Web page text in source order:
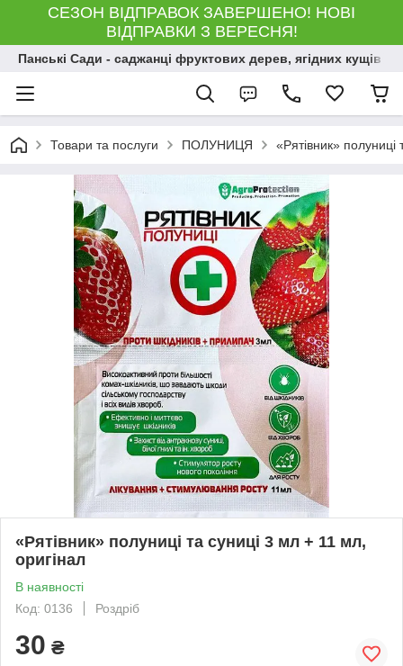
СЕЗОН ВІДПРАВОК ЗАВЕРШЕНО! НОВІ
ВІДПРАВКИ З ВЕРЕСНЯ!
Панські Сади - саджанці фруктових дерев, ягідних кущів і
Товари та послуги ПОЛУНИЦЯ «Рятівник»
«Рятівник» полуниці та суниці 3 мл + 11 мл,
оригінал
В наявності
Код: 0136
Роздріб
30 ₴